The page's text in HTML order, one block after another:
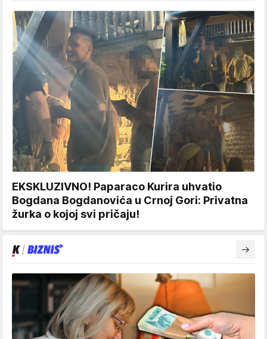
EKSKLUZIVNO! Paparaco Kurira uhvatio
Bogdana Bogdanovića u Crnoj Gori: Privatna
žurka o kojoj svi pričaju!